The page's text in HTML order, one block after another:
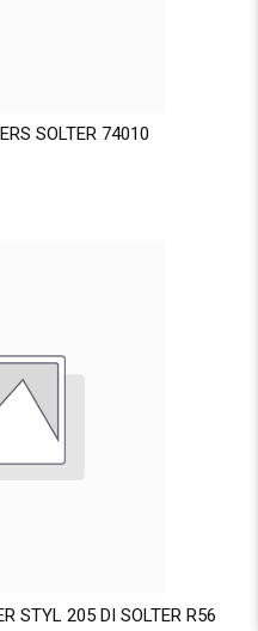
SOLTER 74010
STYL 205 DI SOLTER R56